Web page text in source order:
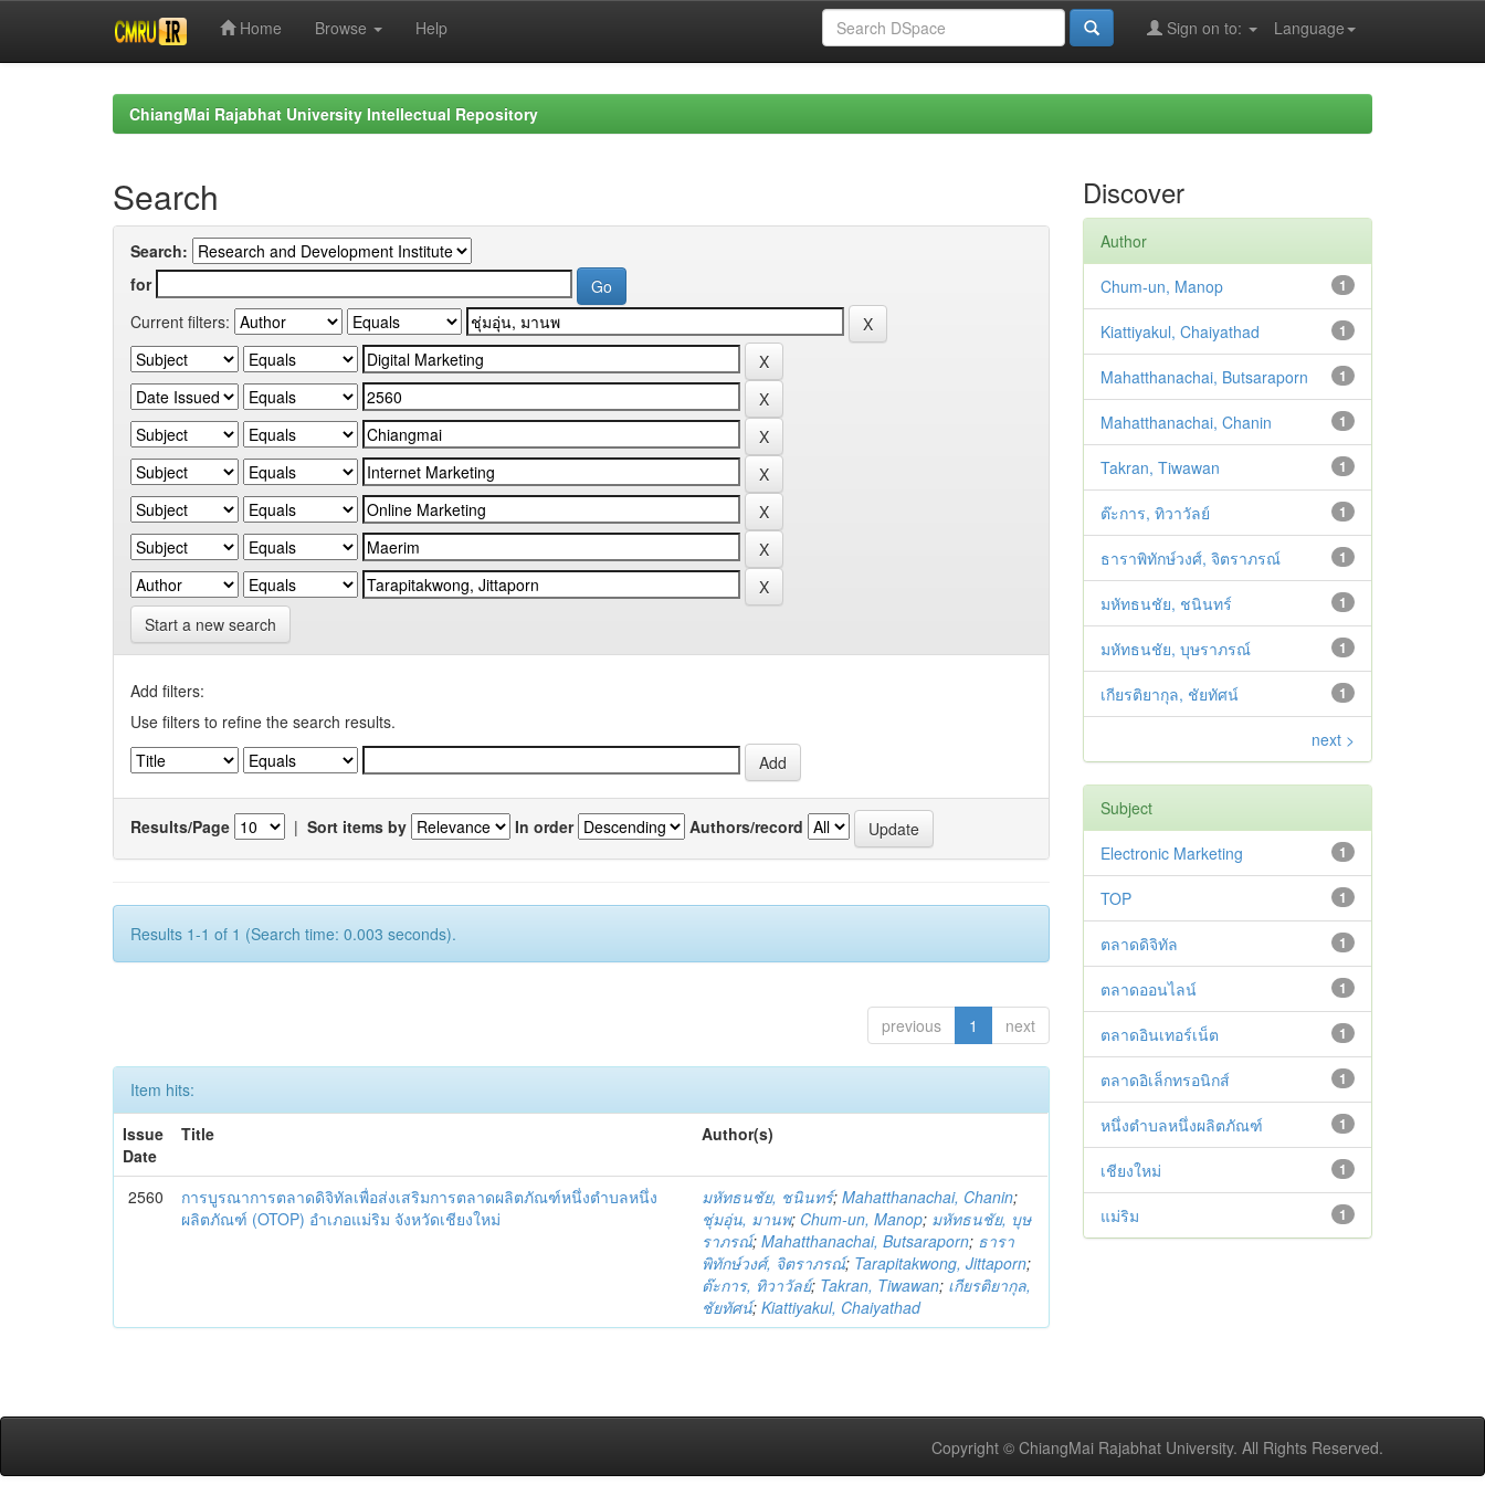
Home Browse Help Language
Sign on to:
ChiangMai Rajabhat University Intellectual Repository
Search
Search:
for
Current filters:
Start a new search
Add filters:
Use filters to refine the search results.
Results/Page | Sort items by In order Authors/record
Results 1-1 of 1 (Search time: 0.003 seconds).
previous 1 next
Item hits:
Issue
Date
Title Author(s)
2560
การบูรณาการตลาดดิจิทัลเพื่อส่งเสริมการตลาดผลิตภัณฑ์หนึ่งตำบลหนึ่ง
ผลิตภัณฑ์ (OTOP) อำเภอแม่ริม จังหวัดเชียงใหม่
มหัทธนชัย, ชนินทร์;Mahatthanachai, Chanin;
ชุ่มอุ่น, มานพ; Chum-un, Manop; มหัทธนชัย, บุษ
ราภรณ์;Mahatthanachai, Butsaraporn; ธารา
พิทักษ์วงศ์, จิตราภรณ์; Tarapitakwong, Jittaporn;
ต๊ะการ, ทิวาวัลย์; Takran, Tiwawan; เกียรติยากุล,
ชัยทัศน์;Kiattiyakul, Chaiyathad
Discover
Author
1
Chum-un, Manop
1
Kiattiyakul, Chaiyathad
1
Mahatthanachai, Butsaraporn
1
Mahatthanachai, Chanin
1
Takran, Tiwawan
1
ต๊ะการ, ทิวาวัลย์
1
ธาราพิทักษ์วงศ์, จิตราภรณ์
1
มหัทธนชัย, ชนินทร์
1
มหัทธนชัย, บุษราภรณ์
1
เกียรติยากุล, ชัยทัศน์
next >
Subject
1
Electronic Marketing
1
TOP
1
ตลาดดิจิทัล
1
ตลาดออนไลน์
1
ตลาดอินเทอร์เน็ต
1
ตลาดอิเล็กทรอนิกส์
1
หนึ่งตำบลหนึ่งผลิตภัณฑ์
1
เชียงใหม่
1
แม่ริม
Copyright © ChiangMai Rajabhat University. All Rights Reserved.